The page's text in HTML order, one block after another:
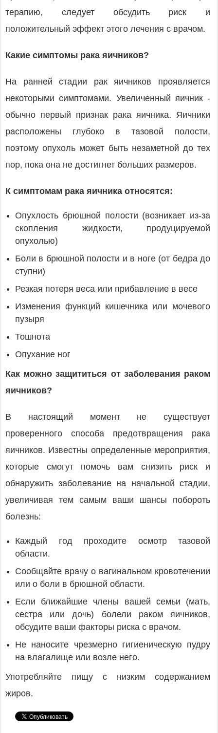
терапию, следует обсудить риск и
положительный эффект этого лечения с врачом.
Какие симптомы рака яичников?
На ранней стадии рак яичников проявляется
некоторыми симптомами. Увеличенный яичник -
обычно первый признак рака яичника. Яичники
расположены глубоко в тазовой полости,
поэтому опухоль может быть незаметной до тех
пор, пока она не достигнет больших размеров.
К симптомам рака яичника относятся:
Опухлость брюшной полости (возникает из-за
скопления жидкости, продуцируемой
опухолью)
Боли в брюшной полости и в ноге (от бедра до
ступни)
Резкая потеря веса или прибавление в весе
Изменения функций кишечника или мочевого
пузыря
Тошнота
Опухание ног
Как можно защититься от заболевания раком
яичников?
В настоящий момент не существует
проверенного способа предотвращения рака
яичников. Известны определенные мероприятия,
которые смогут помочь вам снизить риск и
обнаружить заболевание на начальной стадии,
увеличивая тем самым ваши шансы побороть
болезнь:
Каждый год проходите осмотр тазовой
области.
Сообщайте врачу о вагинальном кровотечении
или о боли в брюшной области.
Если ближайшие члены вашей семьи (мать,
сестра или дочь) болели раком яичников,
обсудите ваши факторы риска с врачом.
Не наносите чрезмерно гигиеническую пудру
на влагалище или возле него.
Употребляйте пищу с низким содержанием
жиров.